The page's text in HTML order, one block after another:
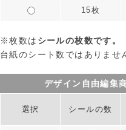
15枚
※枚数は シールの枚数です。
台紙のシート数ではありませ
デザイン自由編集
選択 シールの数